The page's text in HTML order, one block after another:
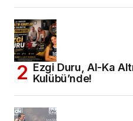
Ezgi Duru, Al-Ka
Kulübü’nde!